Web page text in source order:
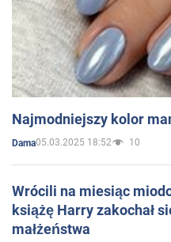
Najmodniejszy kolor
Dama05.03.2025 18:52 10
Wrócili na miesiąc
książę Harry zakochał
małżeństwa